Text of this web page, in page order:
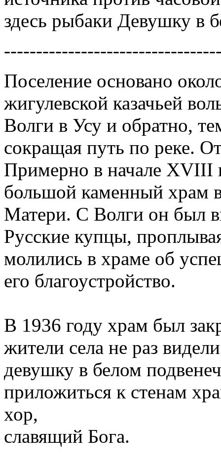
здесь рыбаки Девушку в
Поселение основано
жигулевской казачьей
Волги в Усу и обратно,
сокращая путь по реке.
Примерно в начале XVIII
большой каменный храм
Матери. С Волги он был
Русские купцы,
молились в храме об
его благоустройство.
В 1936 году храм был
жители села не раз
девушку в белом
приложиться к стенам
хор,
славящий Бога.